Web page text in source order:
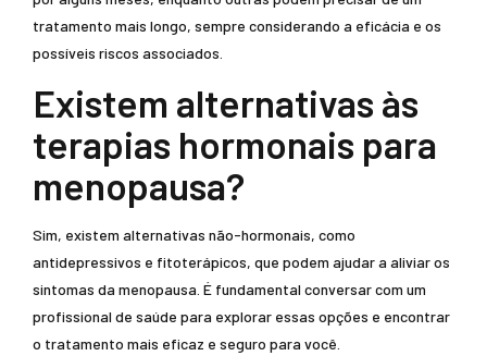
tratamento mais longo, sempre considerando a eficácia e os
possíveis riscos associados.
Existem alternativas às
terapias hormonais para
menopausa?
Sim, existem alternativas não-hormonais, como
antidepressivos e fitoterápicos, que podem ajudar a aliviar os
sintomas da menopausa. É fundamental conversar com um
profissional de saúde para explorar essas opções e encontrar
o tratamento mais eficaz e seguro para você.